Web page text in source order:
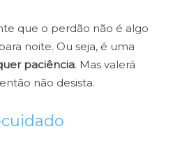
que o perdão não é algo
noite. Ou seja, é uma
paciência. Mas valerá
não desista.